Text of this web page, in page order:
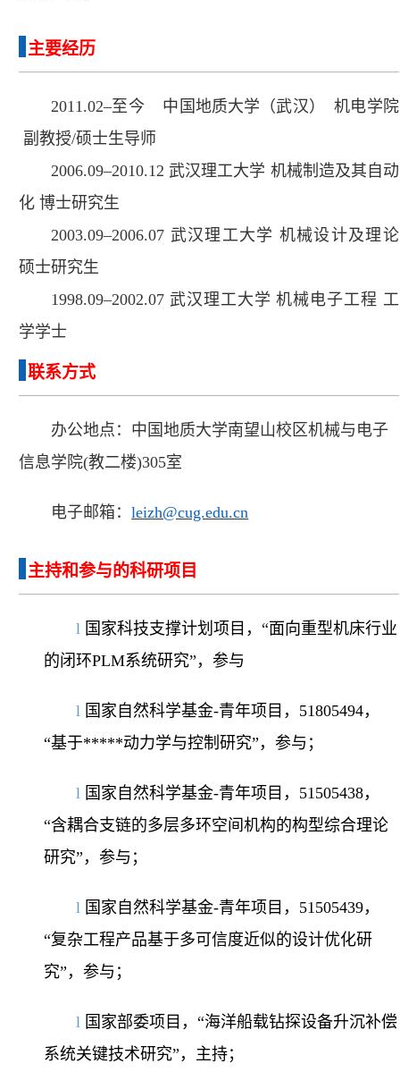
主要经历
201 1 .02–至今 中国地质大学（武汉） 机电学院
副教授/硕士生导师
2006.09–2010.12 武汉理工大学 机械制造及其自动
化 博士研究生
2003.09–2006.07 武汉理工大学 机械设计及理论
硕士研究生
1998.09–2002.07 武汉理工大学 机械电子工程 工
学学士
联系方式
办公地点：中国地质大学南望山校区机械与电子
信息学院(教二楼)305室
电子邮箱：leizh@cug.edu.cn
主持和参与的科研项目
l 国家科技支撑计划项目 ，“面向重型机床行业
的闭环PLM系统研究”， 参与
l 国家自然科学基金-青年项目，51805494，
“基于*****动力学与控制研究”， 参与 ；
l 国家自然科学基金-青年项目， 51505438，
“含耦合支链的多层多环空间机构的构型综合理论
研究”， 参与 ；
l 国家自然科学基金-青年项目， 51505439，
“复杂工程产品基于多可信度近似的设计优化研
究”， 参与 ；
l 国家部委项目，“海洋船载钻探设备升沉补偿
系统关键技术研究” ，主持；